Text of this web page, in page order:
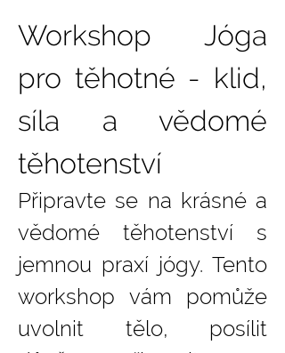
Workshop Jóga
pro těhotné - klid,
síla a vědomé
těhotenství
Připravte se na krásné a
vědomé těhotenství s
jemnou praxí jógy. Tento
workshop vám pomůže
uvolnit tělo, posílit